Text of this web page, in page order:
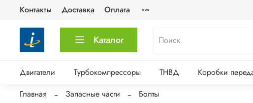
Контакты Доставка Оплата
Каталог
Двигатели Турбокомпрессоры ТНВД Коробки
Главная
Запасные части Болты